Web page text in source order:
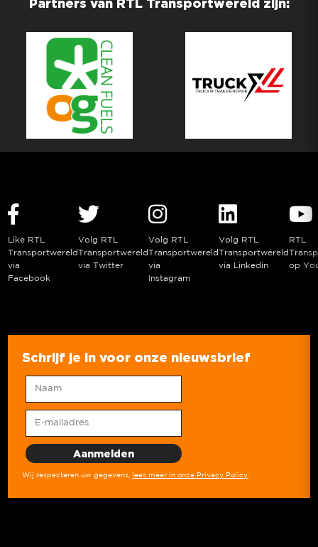
Like RTL
Transportwereld
via
Facebook
Volg RTL
Transportwereld
via Twitter
Volg RTL
Transportwereld
via
Instagram
Volg RTL
Transportwereld
via Linkedin
RTL
op
Schrijf je in voor onze nieuwsbrief
Wij respecteren uw gegevens, lees meer in onze Privacy Policy